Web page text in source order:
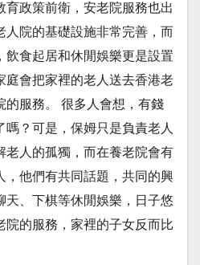
育政策前衛，安老院服務也出
人院的基礎設施非常完善，而
飲食起居和休閒娛樂更是設置
庭會把家裡的老人送去香港老
的服務。 很多人會想，有錢
？可是，保姆只是負責老人
老人的孤獨，而在養老院會有
，他們有共同話題，共同的興
天、下棋等休閒娛樂，日子悠
院的服務，家裡的子女反而比